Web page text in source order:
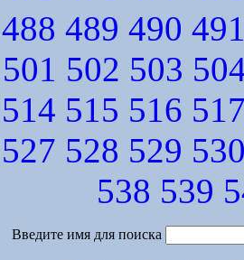
488 489 490
501 502 503
514 515 516
527 528 529
538 539
Введите имя для поиска